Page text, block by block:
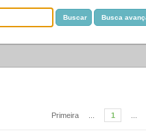
Primeira 1